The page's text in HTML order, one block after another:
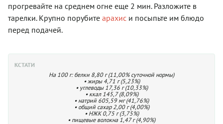
прогревайте на среднем огне еще 2 мин. Разложите в
тарелки. Крупно порубите арахис и посыпьте им блюдо
перед подачей.
КСТАТИ
На 100 г: белки 8,80 г (11,00% суточной нормы)
• жиры 4,71 г (5,23%)
• углеводы 17,36 г (10,33%)
• ккал 145,7 (8,09%)
• натрий 605,59 мг (41,76%)
• общий сахар 2,00 г (4,00%)
• НЖК 0,75 г (3,75%)
• пищевые волокна 1,47 г (4,90%)